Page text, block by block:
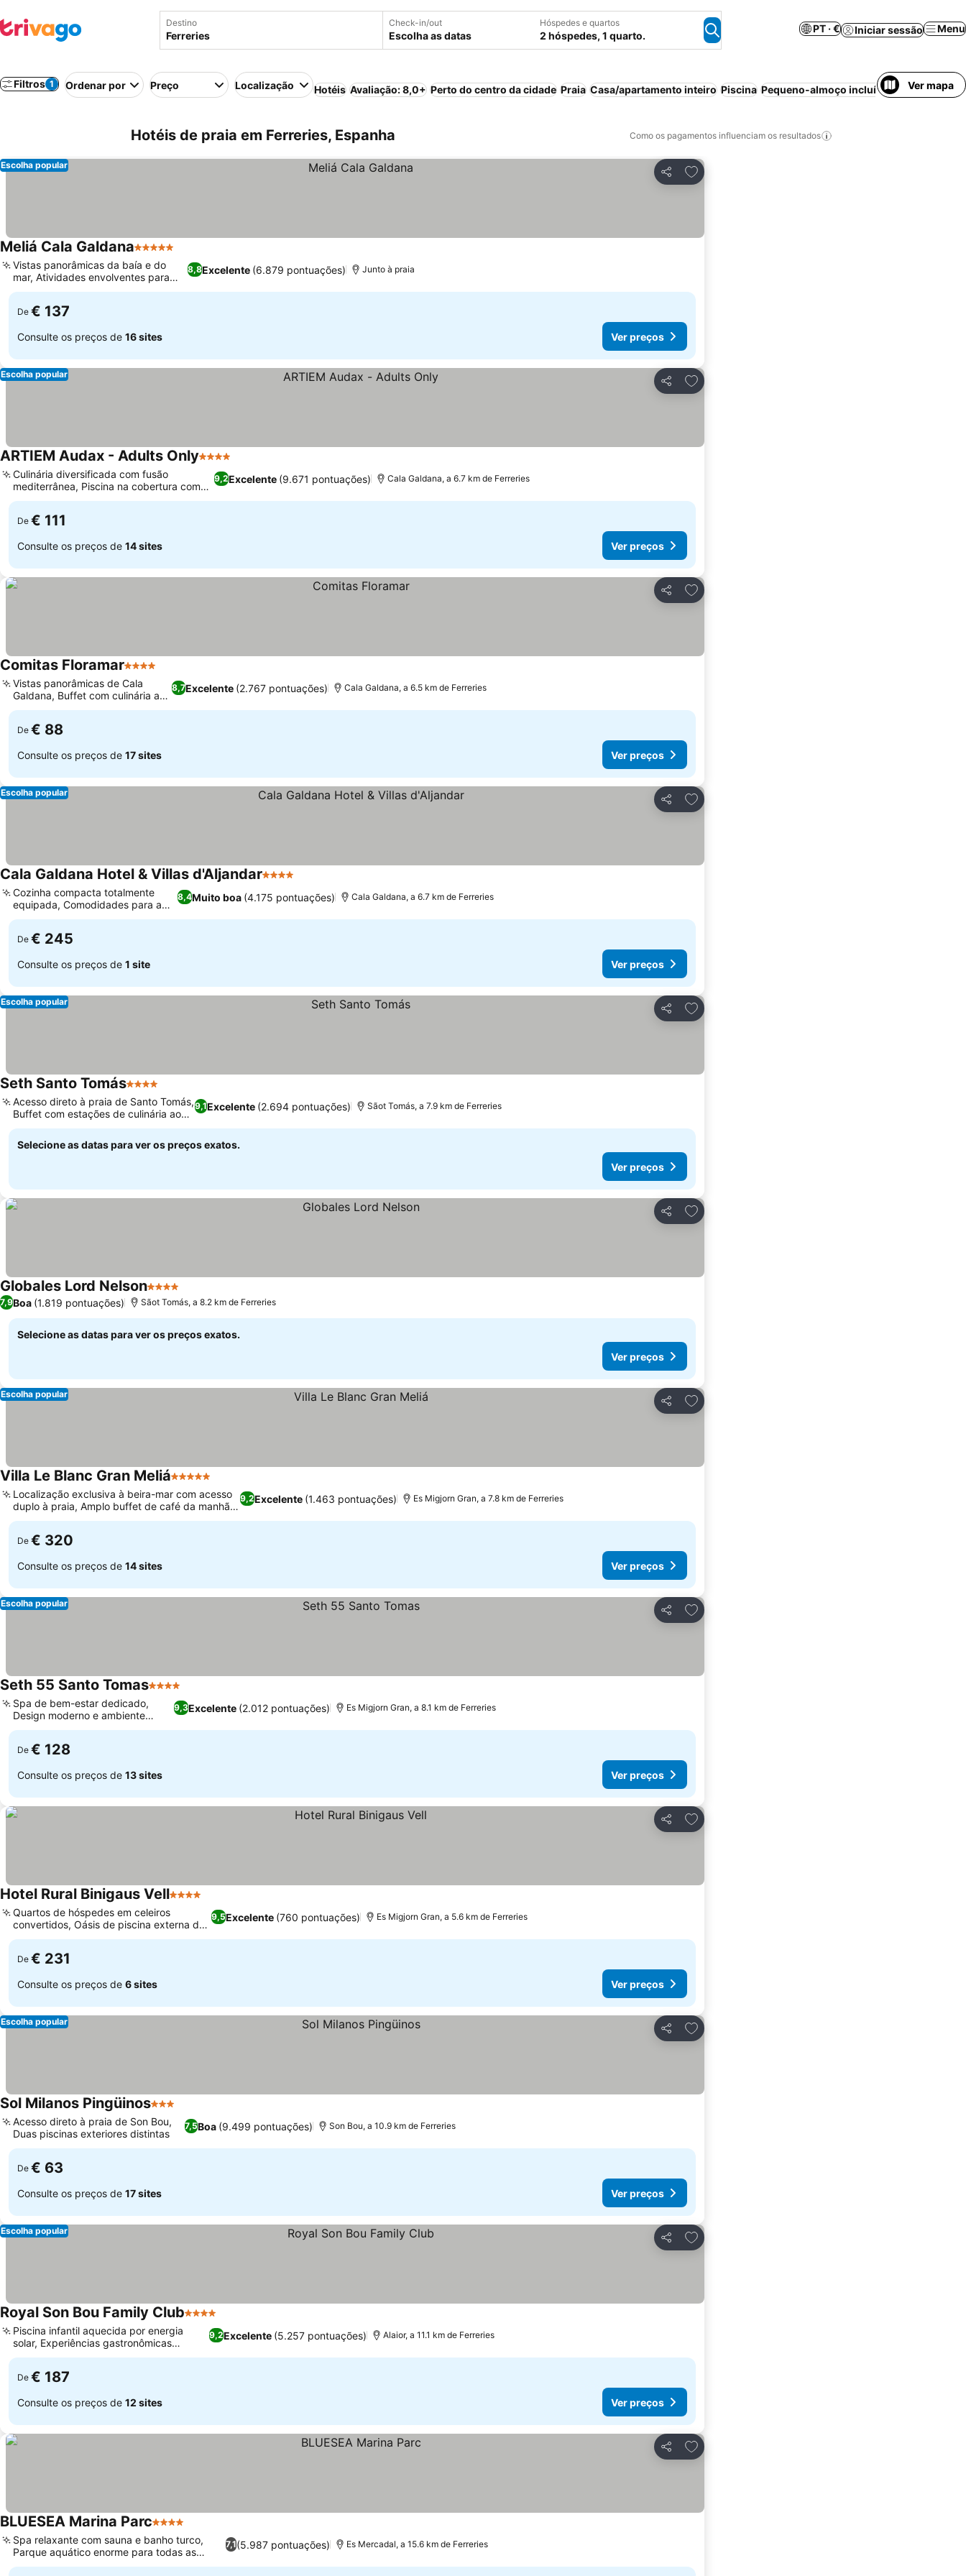
Destino Check-in/out
Escolha as datas
Hóspedes e quartos
2 hóspedes, 1 quarto.
PT · € Iniciar sessão Menu
Filtros 1 Ordenar por Preço Localização Hotéis Avaliação: 8,0+ Perto do centro da cidade Praia Casa/apartamento inteiro Piscina Pequeno-almoço incluído Meia-pensão
Ver mapa
Hotéis de praia em Ferreries, Espanha Como os pagamentos influenciam os resultados
Partilhar
Adicionar aos favoritos
Escolha popular
Meliá Cala Galdana5 Estrelas
8,8Excelente (6.879 pontuações)
Vistas panorâmicas da baía e do
mar, Atividades envolventes para
crianças
Junto à praia
De € 137
Consulte os preços de 16 sites Ver preços
Partilhar
Adicionar aos favoritos
Escolha popular
ARTIEM Audax - Adults Only4 Estrelas
9,2Excelente (9.671 pontuações)
Culinária diversificada com fusão
mediterrânea, Piscina na cobertura com
vistas panorâmicas
Cala Galdana, a 6.7 km de Ferreries
De € 111
Consulte os preços de 14 sites Ver preços
Partilhar
Adicionar aos favoritos
Comitas Floramar4 Estrelas
8,7Excelente (2.767 pontuações)
Vistas panorâmicas de Cala
Galdana, Buffet com culinária ao
vivo
Cala Galdana, a 6.5 km de Ferreries
De € 88
Consulte os preços de 17 sites Ver preços
Partilhar
Adicionar aos favoritos
Escolha popular
Cala Galdana Hotel & Villas d'Aljandar4 Estrelas
8,4Muito boa (4.175 pontuações)
Cozinha compacta totalmente
equipada, Comodidades para a
família
Cala Galdana, a 6.7 km de Ferreries
De € 245
Consulte os preços de 1 site Ver preços
Partilhar
Adicionar aos favoritos
Escolha popular
Seth Santo Tomás4 Estrelas
9,1Excelente (2.694 pontuações)
Acesso direto à praia de Santo Tomás,
Buffet com estações de culinária ao
vivo
Sãot Tomás, a 7.9 km de Ferreries
Selecione as datas para ver os preços exatos.
Ver preços
Partilhar
Adicionar aos favoritos
Globales Lord Nelson4 Estrelas
7,9Boa (1.819 pontuações) Sãot Tomás, a 8.2 km de Ferreries
Selecione as datas para ver os preços exatos.
Ver preços
Partilhar
Adicionar aos favoritos
Escolha popular
Villa Le Blanc Gran Meliá5 Estrelas
9,2Excelente (1.463 pontuações)
Localização exclusiva à beira-mar com acesso
duplo à praia, Amplo buffet de café da manhã
com produtos locais
Es Migjorn Gran, a 7.8 km de Ferreries
De € 320
Consulte os preços de 14 sites Ver preços
Partilhar
Adicionar aos favoritos
Escolha popular
Seth 55 Santo Tomas4 Estrelas
9,3Excelente (2.012 pontuações)
Spa de bem-estar dedicado,
Design moderno e ambiente
tranquilo
Es Migjorn Gran, a 8.1 km de Ferreries
De € 128
Consulte os preços de 13 sites Ver preços
Partilhar
Adicionar aos favoritos
Hotel Rural Binigaus Vell4 Estrelas
9,5Excelente (760 pontuações)
Quartos de hóspedes em celeiros
convertidos, Oásis de piscina externa de
água salgada
Es Migjorn Gran, a 5.6 km de Ferreries
De € 231
Consulte os preços de 6 sites Ver preços
Partilhar
Adicionar aos favoritos
Escolha popular
Sol Milanos Pingüinos3 Estrelas
7,5Boa (9.499 pontuações)
Acesso direto à praia de Son Bou,
Duas piscinas exteriores distintas
Son Bou, a 10.9 km de Ferreries
De € 63
Consulte os preços de 17 sites Ver preços
Partilhar
Adicionar aos favoritos
Escolha popular
Royal Son Bou Family Club4 Estrelas
9,2Excelente (5.257 pontuações)
Piscina infantil aquecida por energia
solar, Experiências gastronômicas
temáticas variadas
Alaior, a 11.1 km de Ferreries
De € 187
Consulte os preços de 12 sites Ver preços
Partilhar
Adicionar aos favoritos
BLUESEA Marina Parc4 Estrelas
7,1(5.987 pontuações)
Spa relaxante com sauna e banho turco,
Parque aquático enorme para todas as
idades
Es Mercadal, a 15.6 km de Ferreries